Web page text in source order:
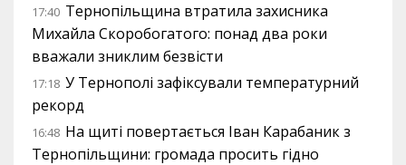
17:40 Тернопільщина втратила захисника
Михайла Скоробогатого: понад два роки
вважали зниклим безвісти
17:18 У Тернополі зафіксували температурний
рекорд
16:48 На щиті повертається Іван Карабаник з
Тернопільщини: громада просить гідно